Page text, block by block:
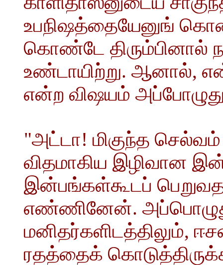
உபநிஷத்தையேனுங்
கொண்டே திரும்பினால்
உண்டாயிற்று. ஆனால்,
என்ற விஷயம்
"அட்டா! மிகுந்த
விதமாகிய இழிவான
இன்பங்கள்கூடப்
எண்ணினேன்.
மனிதர்களிடத்திலும்,
ரதத்தைக்